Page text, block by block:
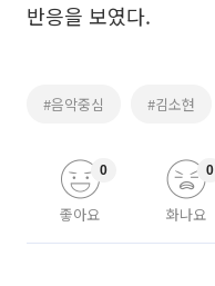
반응을 보였다.
#음악중심 #김소현
좋아요
0
화나요
0